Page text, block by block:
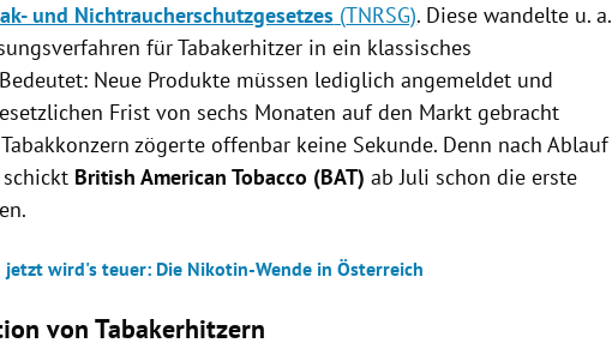
und Nichtraucherschutzgesetzes (TNRSG). Diese wandelte u. a.
für Tabakerhitzer in ein klassisches
Neue Produkte müssen lediglich angemeldet und
Frist von sechs Monaten auf den Markt gebracht
zögerte offenbar keine Sekunde. Denn nach Ablauf
British American Tobacco (BAT)ab Juli schon die erste
wird's teuer: Die Nikotin-Wende in Österreich
von Tabakerhitzern